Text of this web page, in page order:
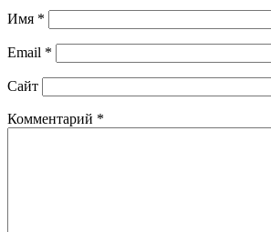
Имя *
Email *
Сайт
Комментарий *